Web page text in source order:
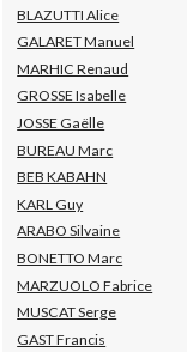
BLAZUTTI Alice
GALARET Manuel
MARHIC Renaud
GROSSE Isabelle
JOSSE Gaëlle
BUREAU Marc
BEB KABAHN
KARL Guy
ARABO Silvaine
BONETTO Marc
MARZUOLO Fabrice
MUSCAT Serge
GAST Francis